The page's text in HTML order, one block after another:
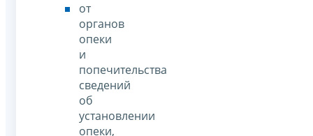
от
органов
опеки
и
попечительства
сведений
об
установлении
опеки,